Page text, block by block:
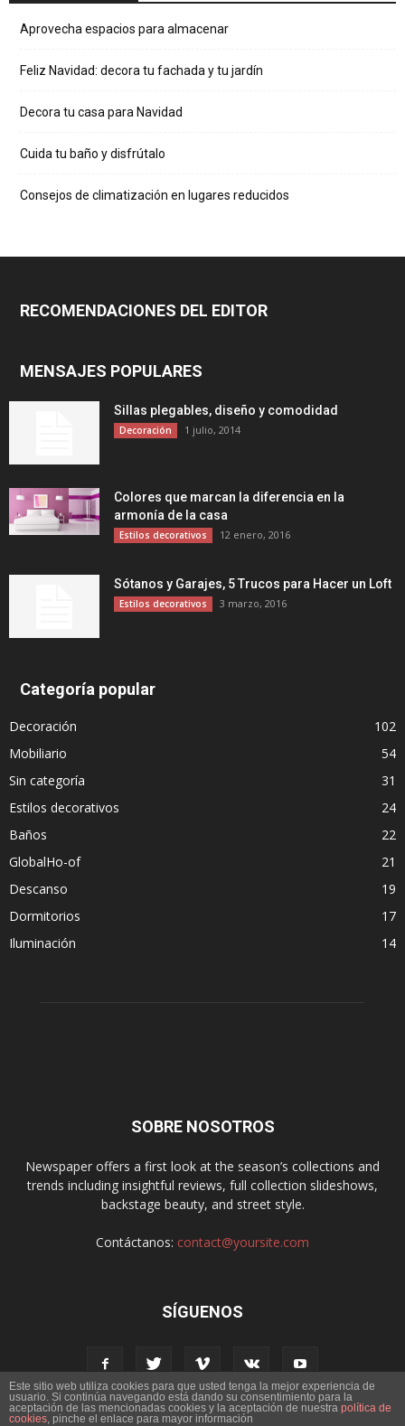
Aprovecha espacios para almacenar
Feliz Navidad: decora tu fachada y tu jardín
Decora tu casa para Navidad
Cuida tu baño y disfrútalo
Consejos de climatización en lugares reducidos
RECOMENDACIONES DEL EDITOR
MENSAJES POPULARES
Sillas plegables, diseño y comodidad
Decoración 1 julio, 2014
Colores que marcan la diferencia en la
armonía de la casa
Estilos decorativos 12 enero, 2016
Sótanos y Garajes, 5 Trucos para Hacer un Loft
Estilos decorativos 3 marzo, 2016
Categoría popular
Decoración
102
Mobiliario
54
Sin categoría
31
Estilos decorativos
24
Baños
22
GlobalHo-of
21
Descanso
19
Dormitorios
17
Iluminación
14
SOBRE NOSOTROS
Newspaper offers a first look at the season’s collections and
trends including insightful reviews, full collection slideshows,
backstage beauty, and street style.
Contáctanos: contact@yoursite.com
SÍGUENOS
Este sitio web utiliza cookies para que usted tenga la mejor experiencia de
usuario. Si continúa navegando está dando su consentimiento para la
aceptación de las mencionadas cookies y la aceptación de nuestra política de
cookies, pinche el enlace para mayor información